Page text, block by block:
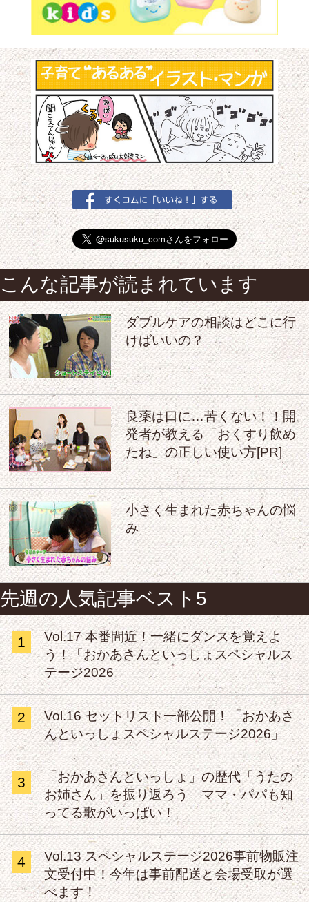
こんな記事が読まれています
ダブルケアの相談はどこに行
けばいいの？
良薬は口に…苦くない！！開
発者が教える「おくすり飲め
たね」の正しい使い方[PR]
小さく生まれた赤ちゃんの悩
み
先週の人気記事ベスト5
1
Vol.17 本番間近！一緒にダンスを覚えよ
う！「おかあさんといっしょスペシャルス
テージ2026」
2
Vol.16 セットリスト一部公開！「おかあさ
んといっしょスペシャルステージ2026」
3
「おかあさんといっしょ」の歴代「うたの
お姉さん」を振り返ろう。ママ・パパも知
ってる歌がいっぱい！
4
Vol.13 スペシャルステージ2026事前物販注
文受付中！今年は事前配送と会場受取が選
べます！